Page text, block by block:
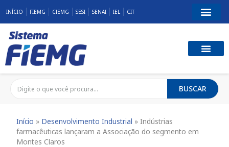
INÍCIO FIEMG CIEMG SESI SENAI IEL CIT
BUSCAR
Início » Desenvolvimento Industrial »Indústrias
farmacêuticas lançaram a Associação do segmento em
Montes Claros